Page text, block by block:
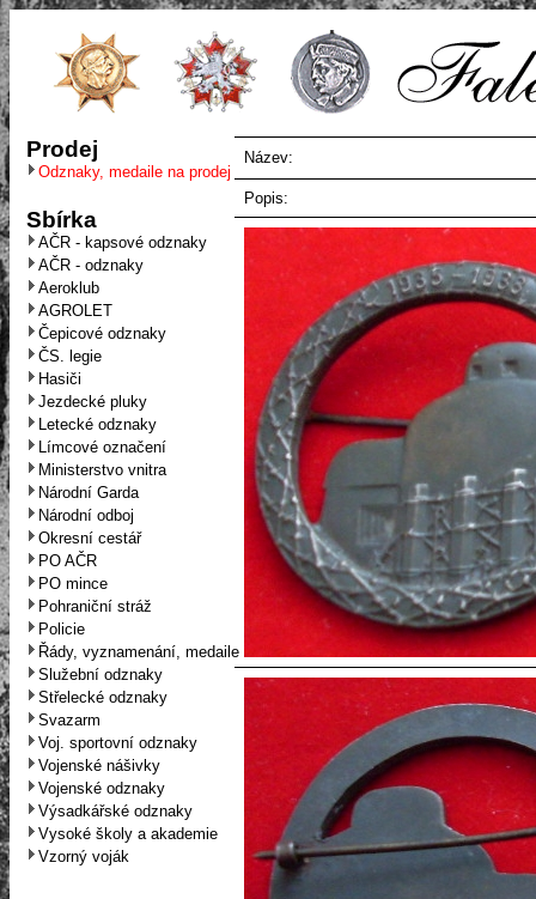
Prodej
Odznaky, medaile na prodej
Sbírka
AČR - kapsové odznaky
AČR - odznaky
Aeroklub
AGROLET
Čepicové odznaky
ČS. legie
Hasiči
Jezdecké pluky
Letecké odznaky
Límcové označení
Ministerstvo vnitra
Národní Garda
Národní odboj
Okresní cestář
PO AČR
PO mince
Pohraniční stráž
Policie
Řády, vyznamenání, medaile
Služební odznaky
Střelecké odznaky
Svazarm
Voj. sportovní odznaky
Vojenské nášivky
Vojenské odznaky
Výsadkářské odznaky
Vysoké školy a akademie
Vzorný voják
Název:
Popis: